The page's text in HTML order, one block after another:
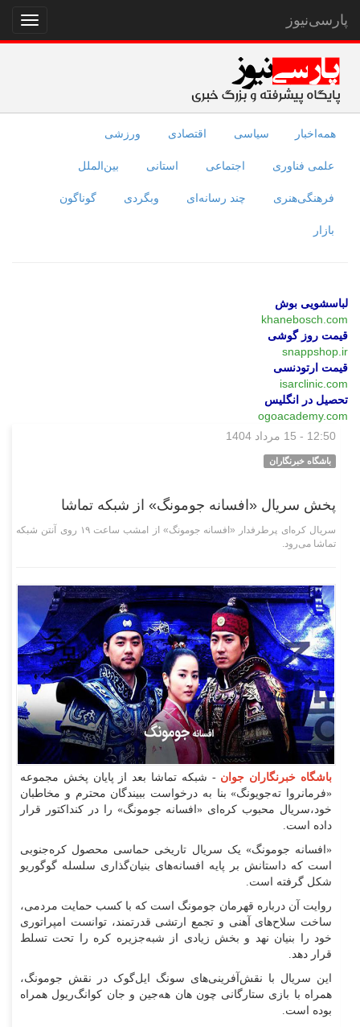
نمایش
منو
پارسی‌نیوز
همه‌اخبار سیاسی اقتصادی ورزشی
علمی فناوری اجتماعی استانی بین‌الملل
فرهنگی‌هنری چند رسانه‌ای وبگردی گوناگون
بازار
لباسشویی بوش
khanebosch.com
قیمت روز گوشی
snappshop.ir
قیمت ارتودنسی
isarclinic.com
تحصیل در انگلیس
ogoacademy.com
12:50 - 15 مرداد 1404
باشگاه خبرنگاران
پخش سریال «افسانه جومونگ» از شبکه تماشا
سریال کره‌ای پرطرفدار «افسانه جومونگ» از امشب ساعت ۱۹ روی آنتن شبکه
تماشا می‌رود.
باشگاه خبرنگاران جوان - شبکه تماشا بعد از پایان پخش مجموعه
«فرمانروا ته‌جویونگ» بنا به درخواست ببیندگان محترم و مخاطبان
خود،سریال محبوب کره‌ای «افسانه جومونگ» را در کنداکتور قرار
داده است.
«افسانه جومونگ» یک سریال تاریخی حماسی محصول کره‌جنوبی
است که داستانش بر پایه افسانه‌های بنیان‌گذاری سلسله گوگوریو
شکل گرفته است.
روایت آن درباره قهرمان جومونگ است که با کسب حمایت مردمی،
ساخت سلاح‌های آهنی و تجمع ارتشی قدرتمند، توانست امپراتوری
خود را بنیان نهد و بخش زیادی از شبه‌جزیره کره را تحت تسلط
قرار دهد.
این سریال با نقش‌آفرینی‌های سونگ ایل‌گوک در نقش جومونگ،
همراه با بازی ستارگانی چون هان هه‌جین و جان کوانگ‌ریول همراه
بوده است.